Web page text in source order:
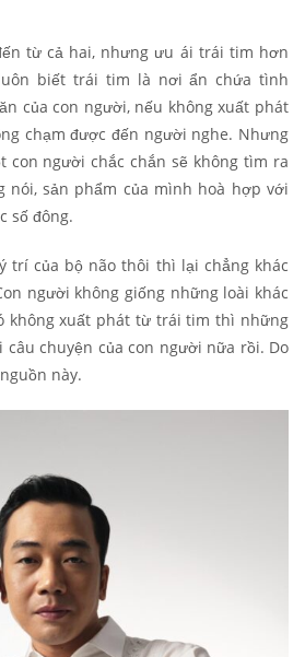
từ cả hai, nhưng ưu ái trái tim hơn
biết trái tim là nơi ẩn chứa tình
của con người, nếu không xuất phát
chạm được đến người nghe. Nhưng
con người chắc chắn sẽ không tìm ra
nói, sản phẩm của mình hoà hợp với
số đông.
trí của bộ não thôi thì lại chẳng khác
người không giống những loài khác
không xuất phát từ trái tim thì những
chuyện của con người nữa rồi. Do
này.